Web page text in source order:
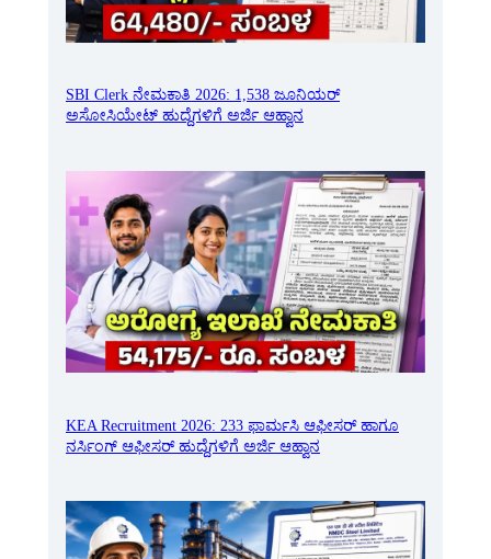
SBI Clerk ನೇಮಕಾತಿ 2026: 1,538 ಜೂನಿಯರ್
ಅಸೋಸಿಯೇಟ್ ಹುದ್ದೆಗಳಿಗೆ ಅರ್ಜಿ ಆಹ್ವಾನ
KEA Recruitment 2026: 233 ಫಾರ್ಮಸಿ ಆಫೀಸರ್ ಹಾಗೂ
ನರ್ಸಿಂಗ್ ಆಫೀಸರ್ ಹುದ್ದೆಗಳಿಗೆ ಅರ್ಜಿ ಆಹ್ವಾನ